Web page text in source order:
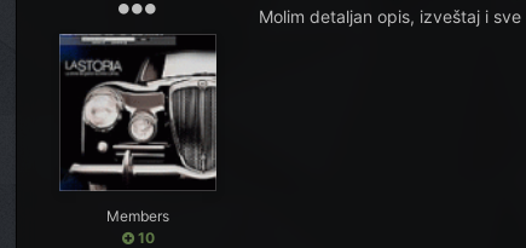
Members
10
Molim detaljan opis, izveštaj i